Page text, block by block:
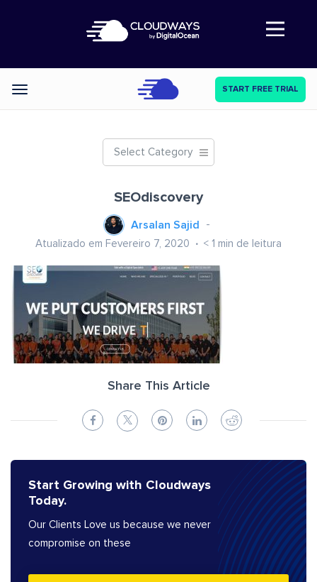
Abre a navegação
Categories START FREE TRIAL
Select Category
SEOdiscovery
Arsalan Sajid
Atualizado em Fevereiro 7, 2020 < 1 min de leitura
Share This Article
Start Growing with Cloudways
Today.
Our Clients Love us because we never
compromise on these